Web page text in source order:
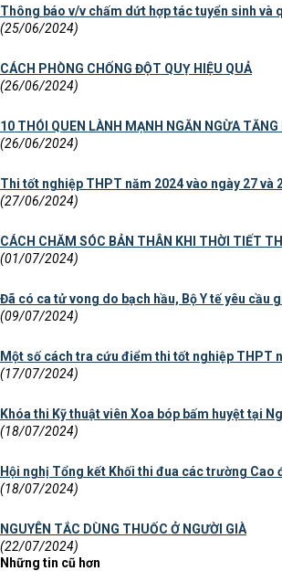
Thông báo v/v chấm dứt hợp tác tuyển sinh và
(25/06/2024)
CÁCH PHÒNG CHỐNG ĐỘT QUỴ HIỆU QUẢ
(26/06/2024)
10 THÓI QUEN LÀNH MẠNH NGĂN NGỪA TĂNG
(26/06/2024)
Thi tốt nghiệp THPT năm 2024 vào ngày 27 và
(27/06/2024)
CÁCH CHĂM SÓC BẢN THÂN KHI THỜI TIẾT
(01/07/2024)
Đã có ca tử vong do bạch hầu, Bộ Y tế yêu
(09/07/2024)
Một số cách tra cứu điểm thi tốt nghiệp THPT
(17/07/2024)
Khóa thi Kỹ thuật viên Xoa bóp bấm huyệt tại
(18/07/2024)
Hội nghị Tổng kết Khối thi đua các trường Cao
(18/07/2024)
NGUYÊN TẮC DÙNG THUỐC Ở NGƯỜI GIÀ
(22/07/2024)
Những tin cũ hơn